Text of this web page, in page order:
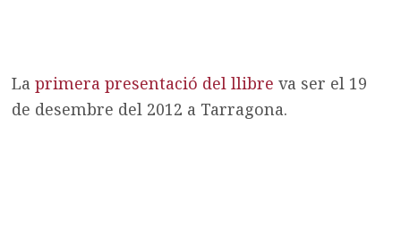
Laprimera presentació del llibre va ser el 19
de desembre del 2012 a Tarragona.